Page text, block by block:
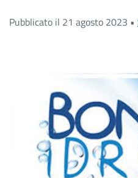
Pubblicato il 21 agosto 2023 •